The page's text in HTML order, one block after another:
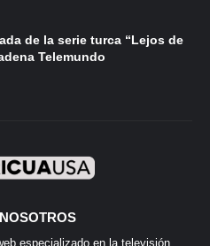
de la serie turca “Lejos de
Telemundo
especializado en la televisión